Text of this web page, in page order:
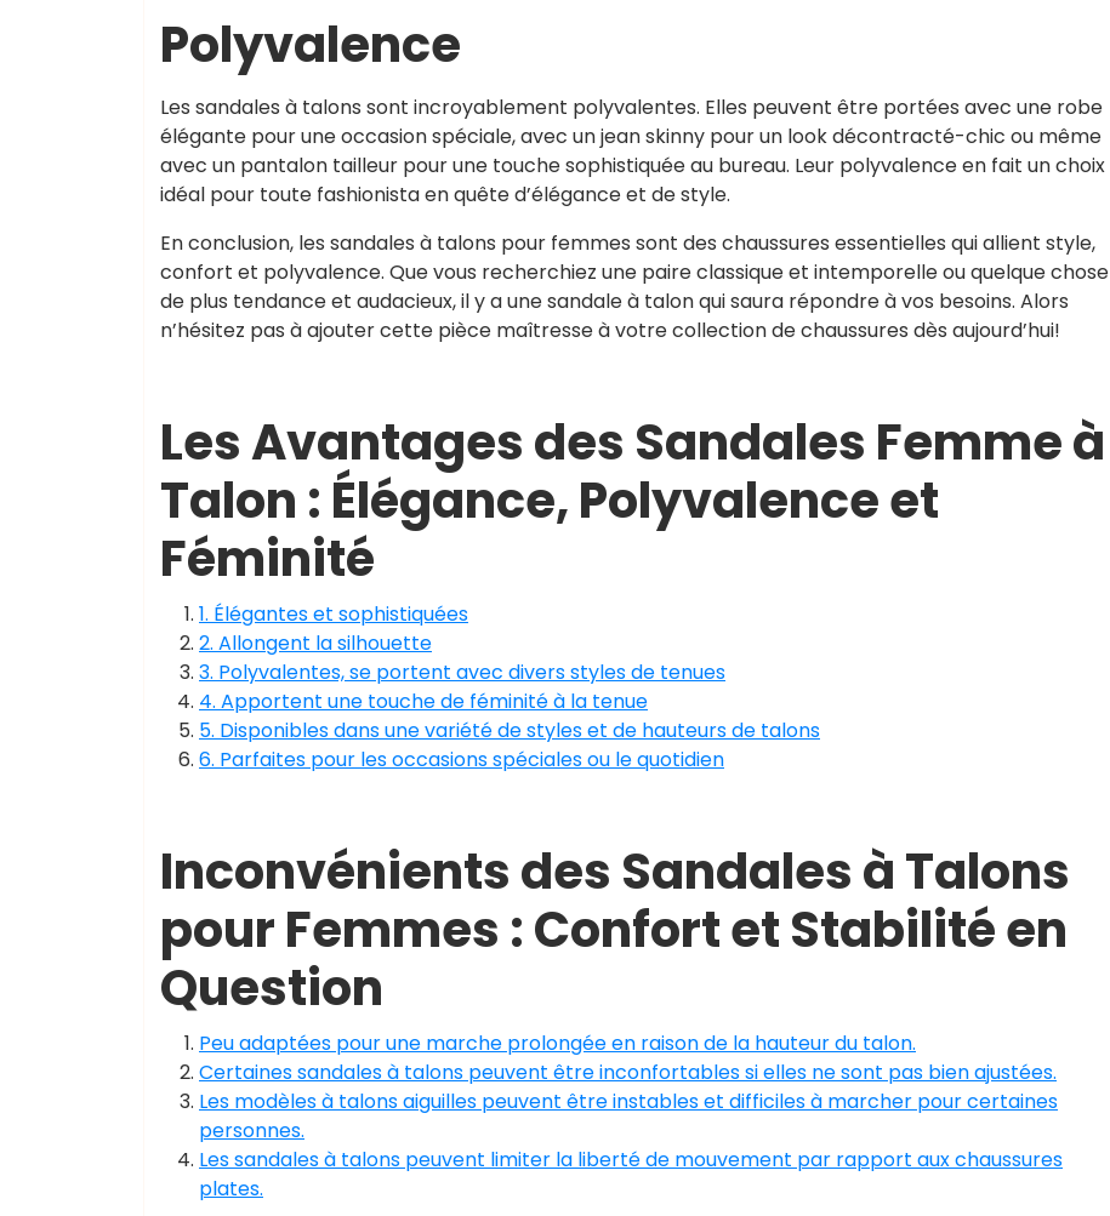
Polyvalence
Les sandales à talons sont incroyablement polyvalentes. Elles peuvent être portées avec une robe
élégante pour une occasion spéciale, avec un jean skinny pour un look décontracté-chic ou même
avec un pantalon tailleur pour une touche sophistiquée au bureau. Leur polyvalence en fait un choix
idéal pour toute fashionista en quête d’élégance et de style.
En conclusion, les sandales à talons pour femmes sont des chaussures essentielles qui allient style,
confort et polyvalence. Que vous recherchiez une paire classique et intemporelle ou quelque chose
de plus tendance et audacieux, il y a une sandale à talon qui saura répondre à vos besoins. Alors
n’hésitez pas à ajouter cette pièce maîtresse à votre collection de chaussures dès aujourd’hui!
Les Avantages des Sandales Femme à
Talon : Élégance, Polyvalence et
Féminité
1. Élégantes et sophistiquées
2. Allongent la silhouette
3. Polyvalentes, se portent avec divers styles de tenues
4. Apportent une touche de féminité à la tenue
5. Disponibles dans une variété de styles et de hauteurs de talons
6. Parfaites pour les occasions spéciales ou le quotidien
Inconvénients des Sandales à Talons
pour Femmes : Confort et Stabilité en
Question
Peu adaptées pour une marche prolongée en raison de la hauteur du talon.
Certaines sandales à talons peuvent être inconfortables si elles ne sont pas bien ajustées.
Les modèles à talons aiguilles peuvent être instables et difficiles à marcher pour certaines
personnes.
Les sandales à talons peuvent limiter la liberté de mouvement par rapport aux chaussures
plates.